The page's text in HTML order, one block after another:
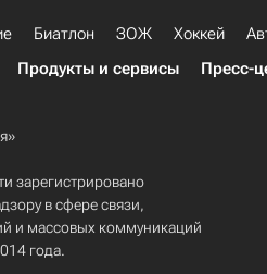
Биатлон ЗОЖ Хоккей
Продукты и сервисы Пресс-
зарегистрировано
в сфере связи,
и массовых коммуникаций
года.